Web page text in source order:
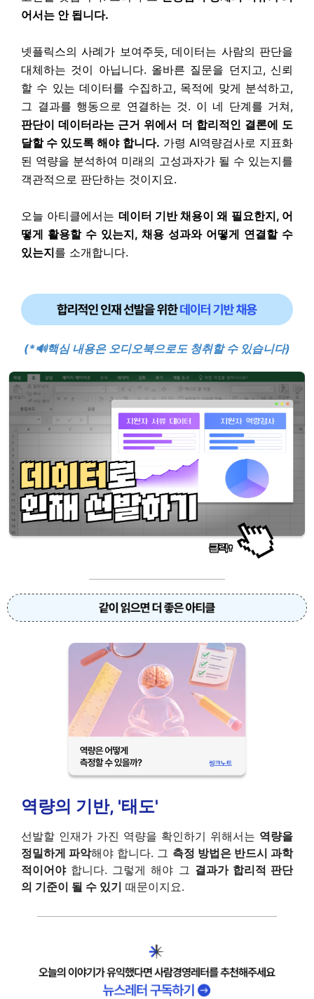
어서는 안 됩니다.
넷플릭스의 사례가 보여주듯, 데이터는 사람의 판단을
대체하는 것이 아닙니다. 올바른 질문을 던지고, 신뢰
할 수 있는 데이터를 수집하고, 목적에 맞게 분석하고,
그 결과를 행동으로 연결하는 것. 이 네 단계를 거쳐,
판단이 데이터라는 근거 위에서 더 합리적인 결론에 도
달할 수 있도록 해야 합니다. 가령 AI역량검사로 지표화
된 역량을 분석하여 미래의 고성과자가 될 수 있는지를
객관적으로 판단하는 것이지요.
오늘 아티클에서는 데이터 기반 채용이 왜 필요한지, 어
떻게 활용할 수 있는지, 채용 성과와 어떻게 연결할 수
있는지를 소개합니다.
(*🔊핵심 내용은 오디오북으로도 청취할 수 있습니다)
역량의 기반, '태도'
선발할 인재가 가진 역량을 확인하기 위해서는 역량을
정밀하게 파악해야 합니다. 그 측정 방법은 반드시 과학
적이어야합니다. 그렇게 해야 그 결과가 합리적 판단
의 기준이 될 수 있기 때문이지요.